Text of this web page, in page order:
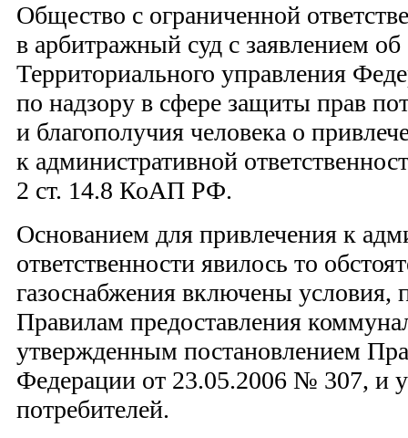
Общество с ограниченной
в арбитражный суд с заявлением
Территориального управления
по надзору в сфере защиты прав
и благополучия человека о
к административной
2 ст. 14.8 КоАП РФ.
Основанием для привлечения к
ответственности явилось то
газоснабжения включены условия,
Правилам предоставления
утвержденным постановлением
Федерации от 23.05.2006 № 307, и
потребителей.